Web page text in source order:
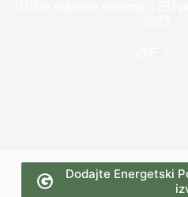
Dodajte Energetski